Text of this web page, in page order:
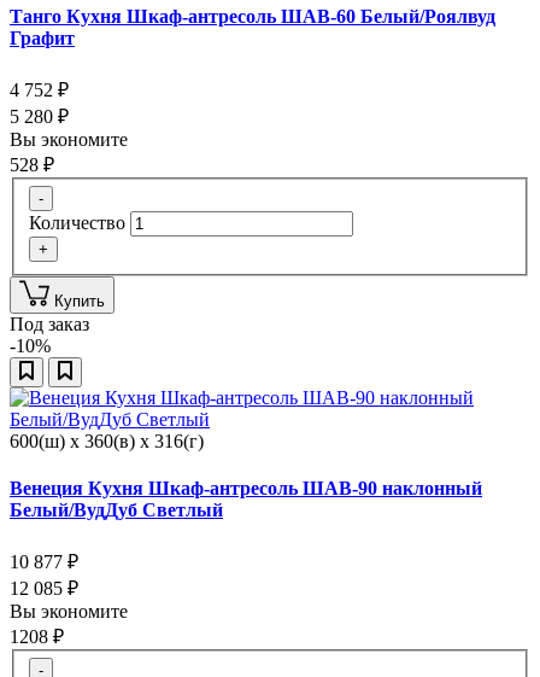
Танго Кухня Шкаф-антресоль ШАВ-60 Белый/Роялвуд
Графит
4 752 ₽
5 280 ₽
Вы экономите
528 ₽
-
Количество
+
Купить
Под заказ
-10%
600(ш) x 360(в) x 316(г)
Венеция Кухня Шкаф-антресоль ШАВ-90 наклонный
Белый/ВудДуб Светлый
10 877 ₽
12 085 ₽
Вы экономите
1208 ₽
-